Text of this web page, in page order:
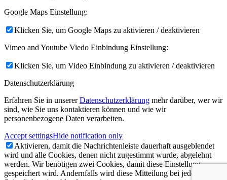
Google Maps Einstellung:
Klicken Sie, um Google Maps zu aktivieren / deaktivieren
Vimeo and Youtube Viedo Einbindung Einstellung:
Klicken Sie, um Video Einbindung zu aktivieren / deaktivieren
Datenschutzerklärung
Erfahren Sie in unsererDatenschutzerklärung mehr darüber, wer wir
sind, wie Sie uns kontaktieren können und wie wir
personenbezogene Daten verarbeiten.
Accept settingsHide notification only
Aktivieren, damit die Nachrichtenleiste dauerhaft ausgeblendet
wird und alle Cookies, denen nicht zugestimmt wurde, abgelehnt
werden. Wir benötigen zwei Cookies, damit diese Einstellung
gespeichert wird. Andernfalls wird diese Mitteilung bei jedem